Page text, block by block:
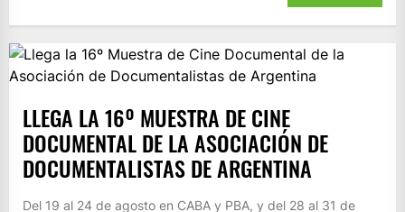
LLEGA LA 16º MUESTRA DE CINE
DOCUMENTAL DE LA ASOCIACIÓN DE
DOCUMENTALISTAS DE ARGENTINA
Del 19 al 24 de agosto en CABA y PBA, y del 28 al 31 de